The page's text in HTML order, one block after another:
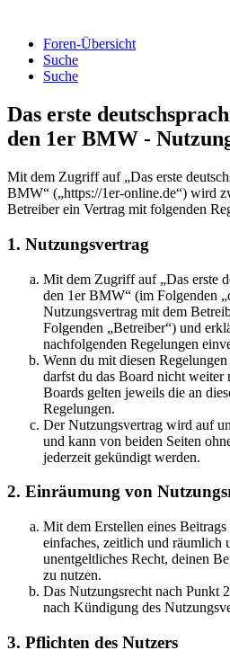
Foren-Übersicht
Suche
Suche
Das erste
den 1er BMW -
Mit dem Zugriff auf „Das erste
BMW“ („https://1er-online.de“) wird
Betreiber ein Vertrag mit folgenden
1. Nutzungsvertrag
Mit dem Zugriff auf „Das erste
den 1er BMW“ (im Folgenden
Nutzungsvertrag mit dem
Folgenden „Betreiber“) und
nachfolgenden Regelungen
Wenn du mit diesen
darfst du das Board nicht weiter
Boards gelten jeweils die an
Regelungen.
Der Nutzungsvertrag wird auf
und kann von beiden Seiten
jederzeit gekündigt werden.
2. Einräumung von
Mit dem Erstellen eines
einfaches, zeitlich und räumlich
unentgeltliches Recht, deinen
zu nutzen.
Das Nutzungsrecht nach Punkt
nach Kündigung des
3. Pflichten des Nutzers